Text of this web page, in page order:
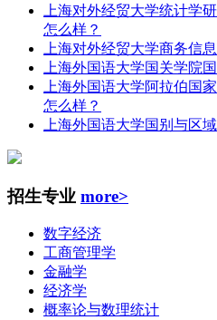
上海对外经贸大学统计学
怎么样？
上海对外经贸大学商务信
上海外国语大学国关学院
上海外国语大学阿拉伯国
怎么样？
上海外国语大学国别与区
招生专业 more>
数字经济
工商管理学
金融学
经济学
概率论与数理统计